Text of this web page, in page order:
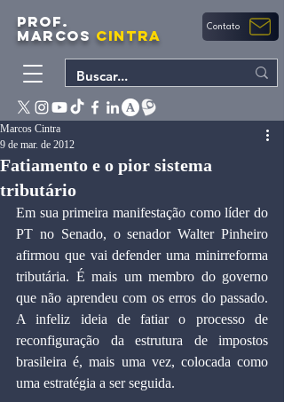
PROF.
MARCOS CINTRA Contato
Fatiamento e o pior sistema
tributário
Marcos Cintra
9 de mar. de 2012
Em sua primeira manifestação como líder do
PT no Senado, o senador Walter Pinheiro
afirmou que vai defender uma minirreforma
tributária. É mais um membro do governo
que não aprendeu com os erros do passado.
A infeliz ideia de fatiar o processo de
reconfiguração da estrutura de impostos
brasileira é, mais uma vez, colocada como
uma estratégia a ser seguida.